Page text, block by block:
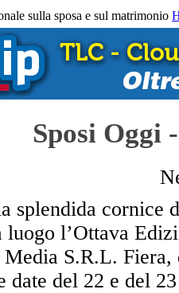
sulla sposa e sul matrimonio
Sposi Oggi
splendida cornice
luogo l’Ottava
Media S.R.L. Fiera,
date del 22 e del